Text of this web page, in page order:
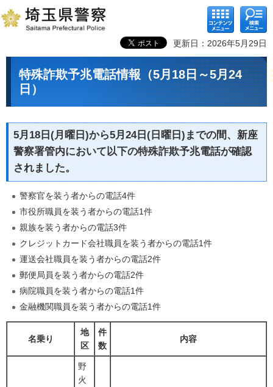
コンテ
ンツメ
ニュー
検索メ
ニュー
更新日：2026年5月29日
特殊詐欺予兆電話情報（5月18日～5月24
日）
5月18日(月曜日)から5月24日(日曜日)までの間、新座
警察署管内において以下の特殊詐欺予兆電話が確認
されました。
警察官を装う者からの電話4件
市役所職員を装う者からの電話1件
親族を装う者からの電話3件
クレジットカード会社職員を装う者からの電話1件
運送会社職員を装う者からの電話2件
郵便局員を装う者からの電話2件
病院職員を装う者からの電話1件
金融機関職員を装う者からの電話1件
名乗り
地
区
件
数
内容
野
火